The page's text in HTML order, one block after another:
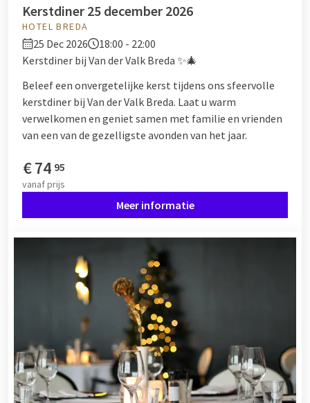
Kerstdiner 25 december 2026
HOTEL BREDA
25 Dec 2026
18:00 - 22:00
Kerstdiner bij Van der Valk Breda ✨🎄
Beleef een onvergetelijke kerst tijdens ons sfeervolle
kerstdiner bij Van der Valk Breda. Laat u warm
verwelkomen en geniet samen met familie en vrienden
van een van de gezelligste avonden van het jaar.
€74 95
vanafprijs
Meer informatie